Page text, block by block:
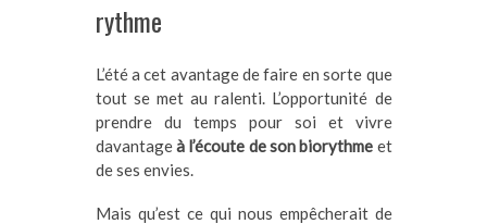
rythme
L’été a cet avantage de faire en sorte que
tout se met au ralenti. L’opportunité de
prendre du temps pour soi et vivre
davantageà l’écoute de son biorythme et
de ses envies.
Mais qu’est ce qui nous empêcherait de